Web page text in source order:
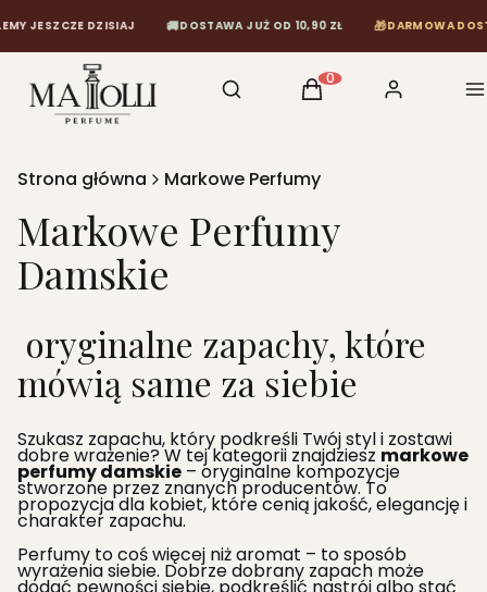
DZISIAJ 🚚DOSTAWA JUŻ OD 10,90 ZŁ 🎁DARMOWA DOSTAWA OD 120
Otwórz wyszukiwarkę
Szukaj Produkty w koszyku:
Koszyk Zaloguj się
Strona główna Markowe Perfumy
Markowe Perfumy
Damskie
oryginalne zapachy, które
mówią same za siebie
Szukasz zapachu, który podkreśli Twój styl i zostawi
dobre wrażenie? W tej kategorii znajdziesz markowe
perfumy damskie – oryginalne kompozycje
stworzone przez znanych producentów. To
propozycja dla kobiet, które cenią jakość, elegancję i
charakter zapachu.
Perfumy to coś więcej niż aromat – to sposób
wyrażenia siebie. Dobrze dobrany zapach może